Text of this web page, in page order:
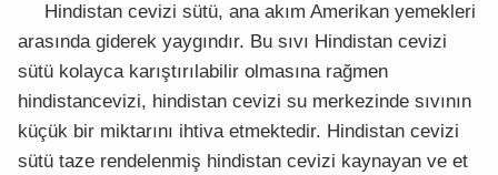
Hindistan cevizi sütü, ana akım Amerikan yemekleri
arasında giderek yaygındır. Bu sıvı Hindistan cevizi
sütü kolayca karıştırılabilir olmasına rağmen
hindistancevizi, hindistan cevizi su merkezinde sıvının
küçük bir miktarını ihtiva etmektedir. Hindistan cevizi
sütü taze rendelenmiş hindistan cevizi kaynayan ve et